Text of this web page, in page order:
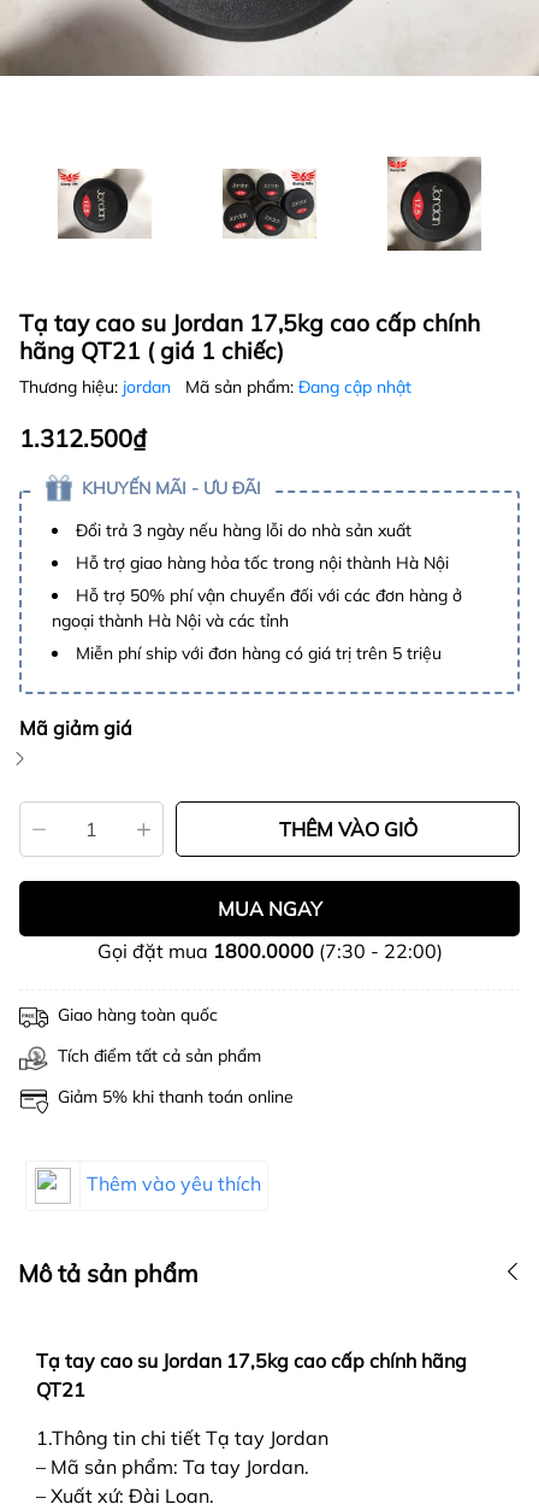
Tạ tay cao su Jordan 17,5kg cao cấp chính
hãng QT21 ( giá 1 chiếc)
Thương hiệu: jordan Mã sản phẩm: Đang cập nhật
1.312.500₫
KHUYẾN MÃI - ƯU ĐÃI
Đổi trả 3 ngày nếu hàng lỗi do nhà sản xuất
Hỗ trợ giao hàng hỏa tốc trong nội thành Hà Nội
Hỗ trợ 50% phí vận chuyển đối với các đơn hàng ở
ngoại thành Hà Nội và các tỉnh
Miễn phí ship với đơn hàng có giá trị trên 5 triệu
Mã giảm giá
THÊM VÀO GIỎ
MUA NGAY
Gọi đặt mua 1800.0000(7:30 - 22:00)
Giao hàng toàn quốc
Tích điểm tất cả sản phẩm
Giảm 5% khi thanh toán online
Thêm vào yêu thích
Mô tả sản phẩm
Tạ tay cao su Jordan 17,5kg cao cấp chính hãng
QT21
1.Thông tin chi tiết Tạ tay Jordan
– Mã sản phẩm: Ta tay Jordan.
– Xuất xứ: Đài Loan.